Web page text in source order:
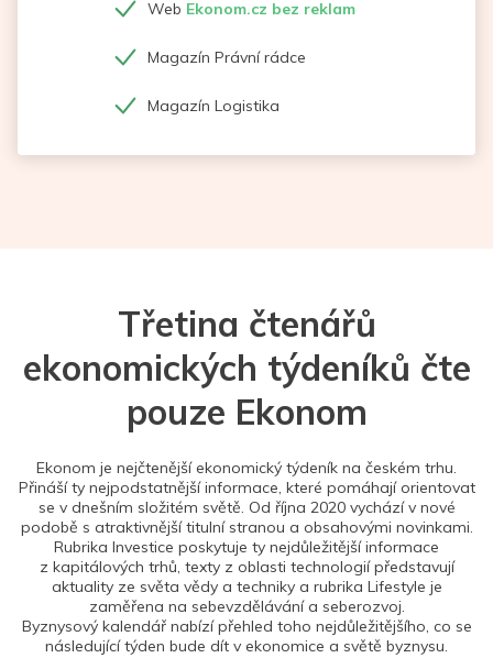
Web Ekonom.cz bez reklam
Magazín Právní rádce
Magazín Logistika
Třetina čtenářů
ekonomických týdeníků čte
pouze Ekonom
Ekonom je nejčtenější ekonomický týdeník na českém trhu.
Přináší ty nejpodstatnější informace, které pomáhají orientovat
se v dnešním složitém světě. Od října 2020 vychází v nové
podobě s atraktivnější titulní stranou a obsahovými novinkami.
Rubrika Investice poskytuje ty nejdůležitější informace
z kapitálových trhů, texty z oblasti technologií představují
aktuality ze světa vědy a techniky a rubrika Lifestyle je
zaměřena na sebevzdělávání a seberozvoj.
Byznysový kalendář nabízí přehled toho nejdůležitějšího, co se
následující týden bude dít v ekonomice a světě byznysu.